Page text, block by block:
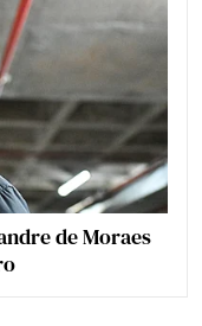
de Moraes